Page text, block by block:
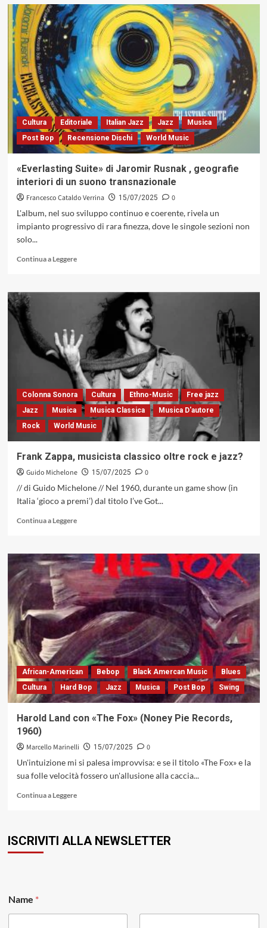
su
Fabio
Bagatin
tra
Classica,
Jazz
e
Intelligenza
Artificiale
Cultura Editoriale Italian Jazz Jazz
Musica
Post Bop
Recensione Dischi World Music
«Everlasting Suite» di Jaromir Rusnak , geografie
interiori di un suono transnazionale
Francesco Cataldo Verrina 15/07/2025
0
L'album, nel suo sviluppo continuo e coerente, rivela un
impianto progressivo di rara finezza, dove le singole sezioni non
solo...
Continua a LeggereLeggi
su
«Everlasting
Suite»
Jaromir
Rusnak
,
geografie
interiori
di
un
suono
transnazionale
Colonna Sonora Cultura Ethno-Music
Free jazz
Jazz
Musica Musica Classica
Musica D'autore
Rock
World Music
Frank Zappa, musicista classico oltre rock e jazz?
Guido Michelone 15/07/2025
0
// di Guido Michelone // Nel 1960, durante un game show (in
Italia ‘gioco a premi’) dal titolo I’ve Got...
Continua a LeggereLeggi
su
Frank
Zappa,
musicista
classico
oltre
rock
e
jazz?
African-American Bebop Black Amercan Music
Blues
Cultura
Hard Bop Jazz Musica Post Bop Swing
Harold Land con «The Fox» (Noney Pie Records,
1960)
Marcello Marinelli 15/07/2025
0
Un'intuizione mi si palesa improvvisa: e se il titolo «The Fox» e la
sua folle velocità fossero un'allusione alla caccia...
Continua a LeggereLeggi
Harold
ISCRIVITI ALLA NEWSLETTER
Name *